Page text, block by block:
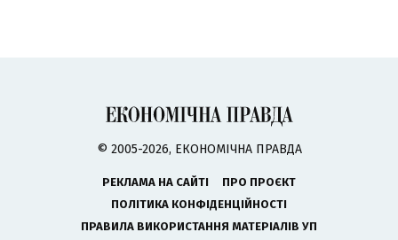
© 2005-2026, ЕКОНОМІЧНА ПРАВДА
РЕКЛАМА НА САЙТІ
ПРО ПРОЄКТ
ПОЛІТИКА КОНФІДЕНЦІЙНОСТІ
ПРАВИЛА ВИКОРИСТАННЯ МАТЕРІАЛІВ УП